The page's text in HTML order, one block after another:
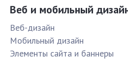
Веб и мобильный
Веб-дизайн
Мобильный дизайн
Элементы сайта и баннеры